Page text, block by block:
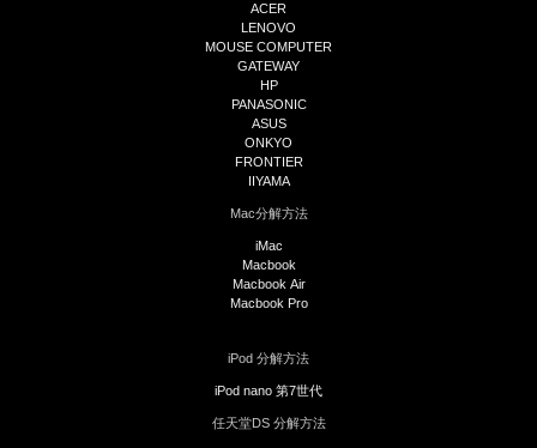
ACER
LENOVO
MOUSE COMPUTER
GATEWAY
HP
PANASONIC
ASUS
ONKYO
FRONTIER
IIYAMA
Mac分解方法
iMac
Macbook
Macbook Air
Macbook Pro
iPod 分解方法
iPod nano 第7世代
任天堂DS 分解方法